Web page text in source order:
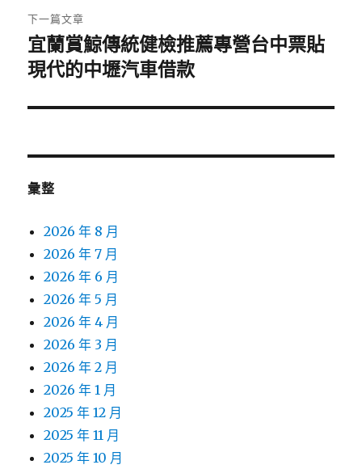
章:
下一篇文章
下
一
文
宜蘭賞鯨傳統健檢推薦專營台中票貼
現代的中壢汽車借款
彙整
2026 年 8 月
2026 年 7 月
2026 年 6 月
2026 年 5 月
2026 年 4 月
2026 年 3 月
2026 年 2 月
2026 年 1 月
2025 年 12 月
2025 年 11 月
2025 年 10 月